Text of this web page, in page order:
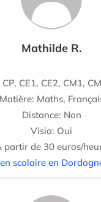
Mathilde R.
CE1, CE2, CM1,
Matière: Maths,
Distance: Non
Visio: Oui
partir de 30 euros/
scolaire en